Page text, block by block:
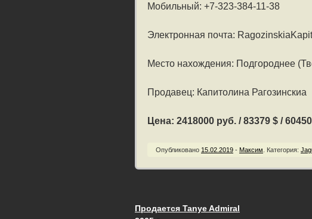
Мобильный: +7-323-384-11-38
Электронная почта:
Место нахождения: Подгороднее
Продавец: Капитолина Рагозинскиа
Цена: 2418000 руб. / 83379 $ /
Опубликовано 15.02.2019 - Максим Категория:
Продается Tanye Admiral